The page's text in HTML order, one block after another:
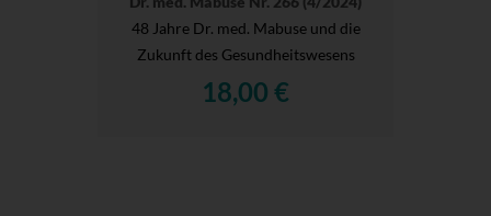
48 Jahre Dr. med. Mabuse und die
Zukunft des Gesundheitswesens
18,00 €